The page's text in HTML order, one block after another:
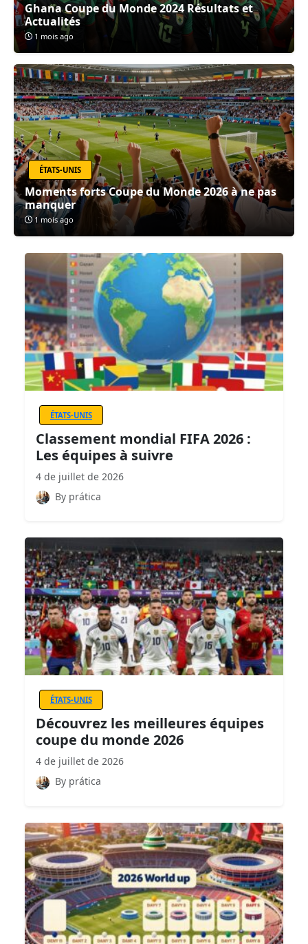
Ghana Coupe du Monde 2024 Résultats et
Actualités
1 mois ago
ÉTATS-UNIS
Moments forts Coupe du Monde 2026 à ne pas
manquer
1 mois ago
ÉTATS-UNIS
Classement mondial FIFA 2026 :
Les équipes à suivre
4 de juillet de 2026
By prática
ÉTATS-UNIS
Découvrez les meilleures équipes
coupe du monde 2026
4 de juillet de 2026
By prática